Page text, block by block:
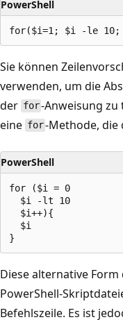
PowerShell
Sie können
verwenden, um die
der for-Anweisung zu
eine for-Methode, die
PowerShell
for ($i = 0
  $i -lt 10
  $i++){
  $i
Diese alternative Form
PowerShell-
Befehlszeile. Es ist